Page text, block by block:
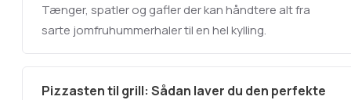
Tænger, spatler og gafler der kan håndtere alt fra
sarte jomfruhummerhaler til en hel kylling.
Pizzasten til grill: Sådan laver du den perfekte